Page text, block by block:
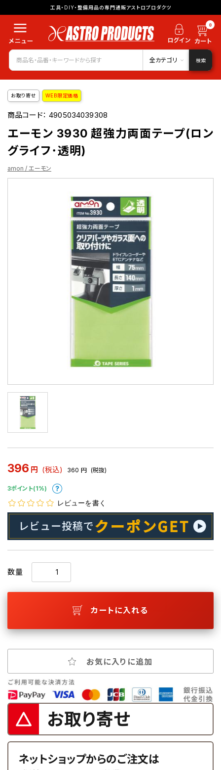
工具・DIY・整備用品の専門通販アストロプロダクツ
0
全カテゴリ 検索
お取り寄せ WEB限定価格
商品コード：4905034039308
エーモン 3930 超強力両面テープ(ロン
グライフ･透明)
amon / エーモン
396 円 (税込) 360 円 (税抜)
3ポイント(1%)
レビューを書く
数量
カートに入れる
お気に入りに追加
お取り寄せ
ネットショップからのご注文は